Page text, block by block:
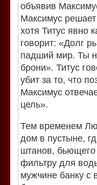
объявив
Максимус решает
хотя Титус явно
говорит: «Долг
падший мир. Ты
брони». Титус
убит за то, что
Максимус
цель».
Тем временем
дом в пустыне,
штанов,
фильтру для
мужчине банку с